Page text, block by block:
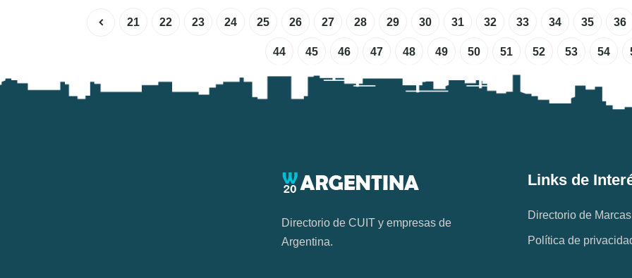
21 22 23 24 25 26 27 28 29 30 31 32 33 34 35 36
44 45 46 47 48 49 50 51 52 53 54
Directorio de CUIT y empresas de
Argentina.
Links de
Directorio de Marcas
Política de